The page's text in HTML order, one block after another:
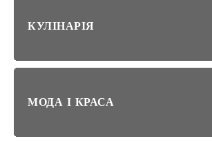
КУЛІНАРІЯ
МОДА І КРАСА